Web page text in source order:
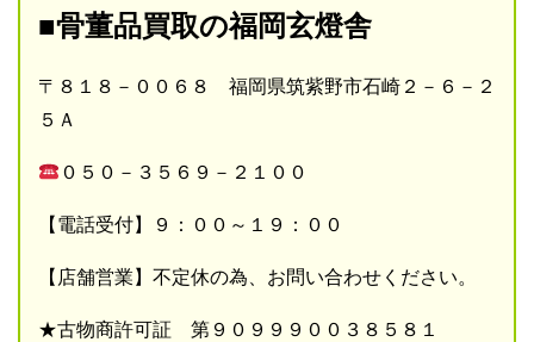
■骨董品買取の福岡玄燈舎
〒８１８－００６８ 福岡県筑紫野市石崎２－６－２
５Ａ
０５０－３５６９－２１００
【電話受付】９：００～１９：００
【店舗営業】不定休の為、お問い合わせください。
★古物商許可証 第９０９９９００３８５８１